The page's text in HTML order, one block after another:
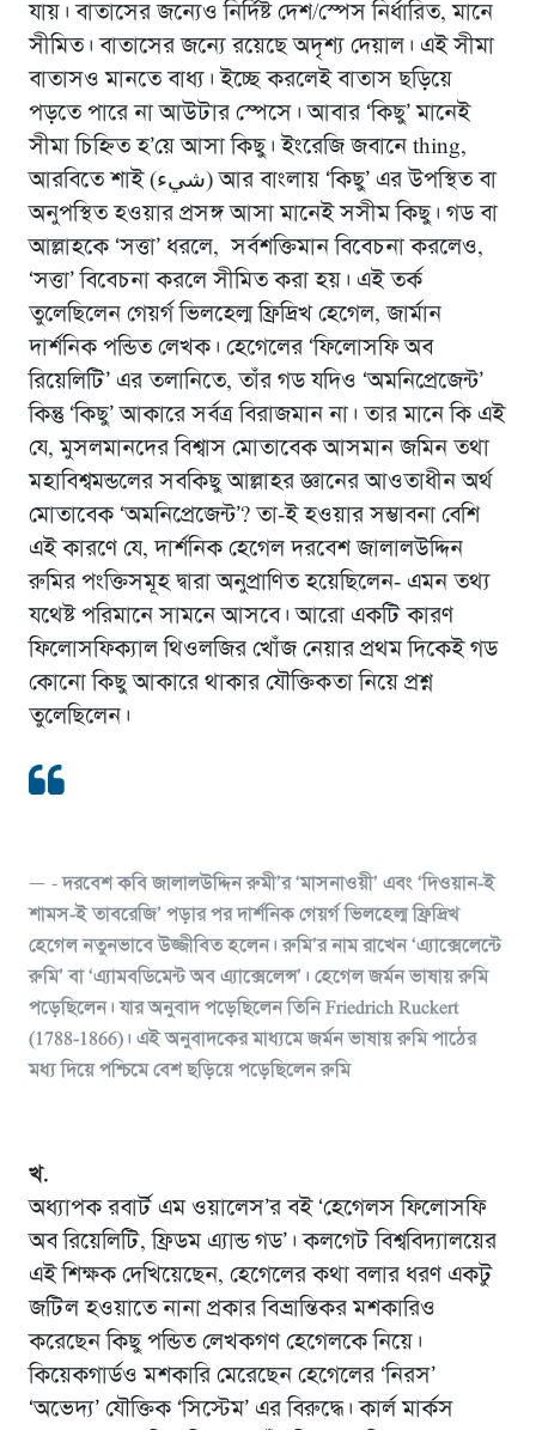
যায়। বাতাসের জন্যেও নির্দিষ্ট দেশ/স্পেস নির্ধারিত, মানে
সীমিত। বাতাসের জন্যে রয়েছে অদৃশ্য দেয়াল। এই সীমা
বাতাসও মানতে বাধ্য। ইচ্ছে করলেই বাতাস ছড়িয়ে
পড়তে পারে না আউটার স্পেসে। আবার ‘কিছু’ মানেই
সীমা চিহ্নিত হ’য়ে আসা কিছু। ইংরেজি জবানে thing,
আরবিতে শাই (شيء) আর বাংলায় ‘কিছু’ এর উপস্থিত বা
অনুপস্থিত হওয়ার প্রসঙ্গ আসা মানেই সসীম কিছু। গড বা
আল্লাহকে ‘সত্তা’ ধরলে, সর্বশক্তিমান বিবেচনা করলেও,
‘সত্তা’ বিবেচনা করলে সীমিত করা হয়। এই তর্ক
তুলেছিলেন গেয়র্গ ভিলহেল্ম ফ্রিদ্রিখ হেগেল, জার্মান
দার্শনিক পন্ডিত লেখক। হেগেলের ‘ফিলোসফি অব
রিয়েলিটি’ এর তলানিতে, তাঁর গড যদিও ‘অমনিপ্রেজেন্ট’
কিন্তু ‘কিছু’ আকারে সর্বত্র বিরাজমান না। তার মানে কি এই
যে, মুসলমানদের বিশ্বাস মোতাবেক আসমান জমিন তথা
মহাবিশ্বমন্ডলের সবকিছু আল্লাহর জ্ঞানের আওতাধীন অর্থ
মোতাবেক ‘অমনিপ্রেজেন্ট’? তা-ই হওয়ার সম্ভাবনা বেশি
এই কারণে যে, দার্শনিক হেগেল দরবেশ জালালউদ্দিন
রুমির পংক্তিসমূহ দ্বারা অনুপ্রাণিত হয়েছিলেন- এমন তথ্য
যথেষ্ট পরিমানে সামনে আসবে। আরো একটি কারণ
ফিলোসফিক্যাল থিওলজির খোঁজ নেয়ার প্রথম দিকেই গড
কোনো কিছু আকারে থাকার যৌক্তিকতা নিয়ে প্রশ্ন
তুলেছিলেন।
দরবেশ কবি জালালউদ্দিন রুমী’র ‘মাসনাওয়ী’ এবং ‘দিওয়ান-ই
শামস-ই তাবরেজি’ পড়ার পর দার্শনিক গেয়র্গ ভিলহেল্ম ফ্রিদ্রিখ
হেগেল নতুনভাবে উজ্জীবিত হলেন। রুমি’র নাম রাখেন ‘এ্যাক্সেলেন্টে
রুমি’ বা ‘এ্যামবডিমেন্ট অব এ্যাক্সেলেন্স’। হেগেল জর্মন ভাষায় রুমি
পড়েছিলেন। যার অনুবাদ পড়েছিলেন তিনি Friedrich Ruckert
(1788-1866)। এই অনুবাদকের মাধ্যমে জর্মন ভাষায় রুমি পাঠের
মধ্য দিয়ে পশ্চিমে বেশ ছড়িয়ে পড়েছিলেন রুমি
খ.
অধ্যাপক রবার্ট এম ওয়ালেস’র বই ‘হেগেলস ফিলোসফি
অব রিয়েলিটি, ফ্রিডম এ্যান্ড গড’। কলগেট বিশ্ববিদ্যালয়ের
এই শিক্ষক দেখিয়েছেন, হেগেলের কথা বলার ধরণ একটু
জটিল হওয়াতে নানা প্রকার বিভ্রান্তিকর মশকারিও
করেছেন কিছু পন্ডিত লেখকগণ হেগেলকে নিয়ে।
কিয়েকগার্ডও মশকারি মেরেছেন হেগেলের ‘নিরস’
‘অভেদ্য’ যৌক্তিক ‘সিস্টেম’ এর বিরুদ্ধে। কার্ল মার্কস